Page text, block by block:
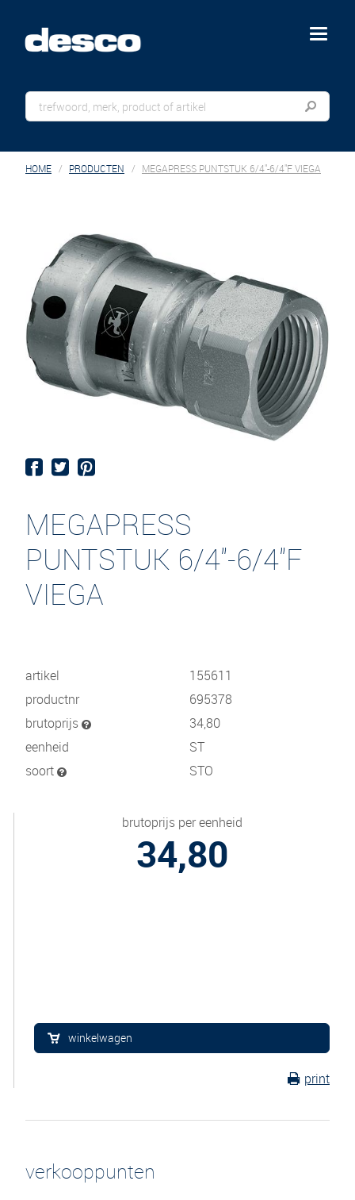
menu
HOME PRODUCTEN MEGAPRESS PUNTSTUK 6/4"-6/4"F VIEGA
MEGAPRESS
PUNTSTUK 6/4"-6/4"F
VIEGA
artikel
155611
productnr
695378
brutoprijs
34,80
eenheid
ST
soort
STO
brutoprijs per eenheid
34,80
winkelwagen
print
verkooppunten